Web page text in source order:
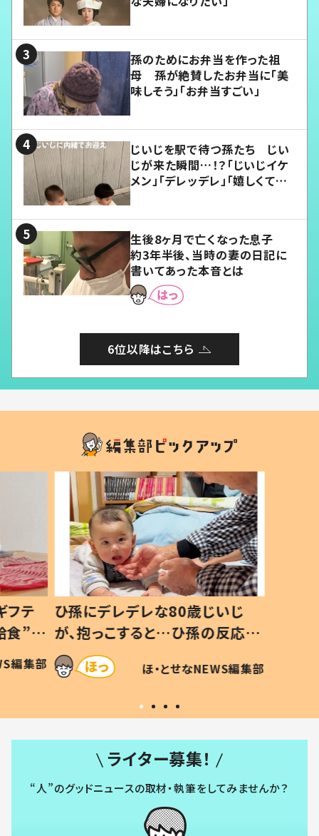
孫のためにお弁当を作った祖
母 孫が絶賛したお弁当に「美
味しそう」「お弁当すごい」
じいじを駅で待つ孫たち じい
じが来た瞬間…！？「じいじイケ
メン」「デレッデレ」「嬉しくて可
生後8ヶ月で亡くなった息子
約3年半後、当時の妻の日記に
書いてあった本音とは
6位以降はこちら
じ
応に
方な
編集部
生後8ヶ月で亡くなった息子 約
3年半後、当時の妻の日記に書い
てあった本音とは
ほ・とせなNEWS編集部
ライター募集！
“人”のグッドニュースの取材・執筆をしてみませんか？